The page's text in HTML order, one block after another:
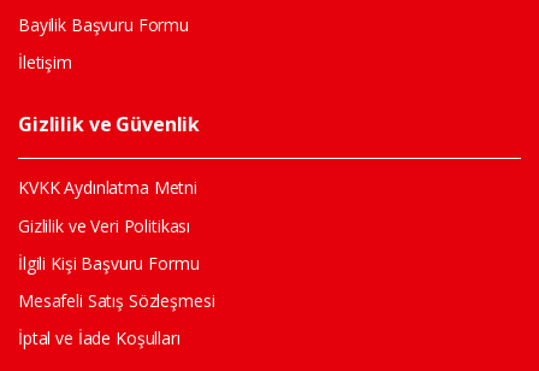
Bayilik Başvuru Formu
İletişim
Gizlilik ve Güvenlik
KVKK Aydınlatma Metni
Gizlilik ve Veri Politikası
İlgili Kişi Başvuru Formu
Mesafeli Satış Sözleşmesi
İptal ve İade Koşulları